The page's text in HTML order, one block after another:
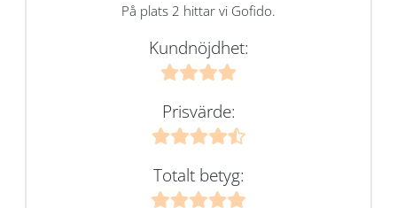
På plats 2 hittar vi Gofido.
Kundnöjdhet:
Prisvärde:
Totalt betyg: